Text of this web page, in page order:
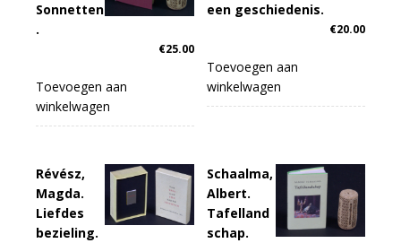
Sonnetten
.
€25.00
Toevoegen aan
winkelwagen
een geschiedenis.
€20.00
Toevoegen aan
winkelwagen
Révész,
Magda.
Liefdes
bezieling.
Schaalma,
Albert.
Tafelland
schap.